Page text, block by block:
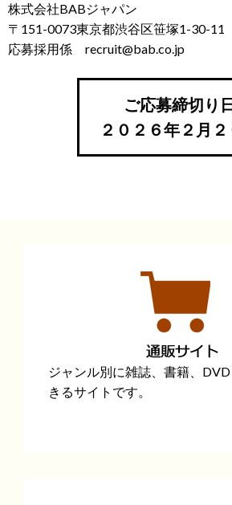
株式会社BABジャパン
〒151-0073東京都渋谷区笹塚1-30-
応募採用係 recruit@bab.co.jp
ご応募締切り
２０２６年２月２
ジャンル別に雑誌、書籍、
きるサイトです。